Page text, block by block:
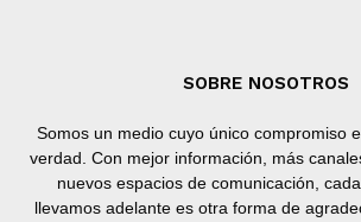
SOBRE NOSOTROS
Somos un medio cuyo único compromiso
verdad. Con mejor información, más
nuevos espacios de comunicación,
llevamos adelante es otra forma de